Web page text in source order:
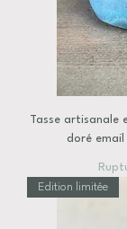
Tasse artisanale
doré
Edition limitée